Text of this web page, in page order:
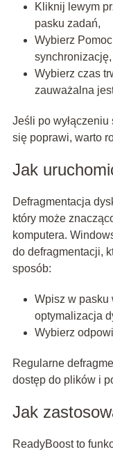
Kliknij lewym
pasku zadań,
Wybierz
synchronizację,
Wybierz czas
zauważalna
Jeśli po
się poprawi, warto
Jak
Defragmentacja
który może
komputera.
do defragmentacji,
sposób:
Wpisz w pasku
optymalizacja
Wybierz
Regularne
dostęp do plików i
Jak
ReadyBoost to